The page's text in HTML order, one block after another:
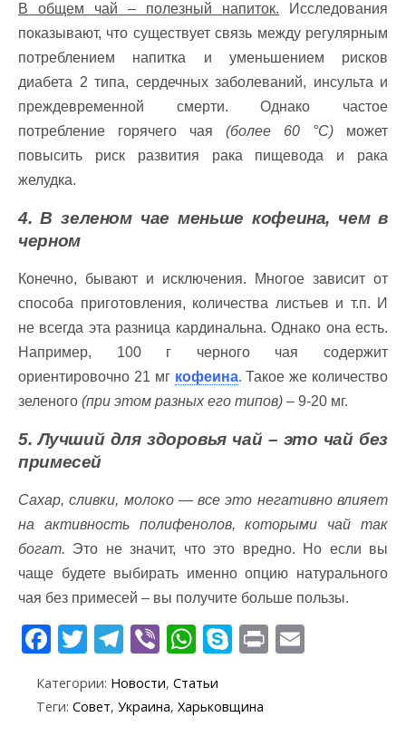
В общем чай – полезный напиток. Исследования
показывают, что существует связь между регулярным
потреблением напитка и уменьшением рисков
диабета 2 типа, сердечных заболеваний, инсульта и
преждевременной смерти. Однако частое
потребление горячего чая (более 60 °C) может
повысить риск развития рака пищевода и рака
желудка.
4. В зеленом чае меньше кофеина, чем в
черном
Конечно, бывают и исключения. Многое зависит от
способа приготовления, количества листьев и т.п. И
не всегда эта разница кардинальна. Однако она есть.
Например, 100 г черного чая содержит
ориентировочно 21 мг кофеина. Такое же количество
зеленого (при этом разных его типов) – 9-20 мг.
5. Лучший для здоровья чай – это чай без
примесей
Сахар, сливки, молоко — все это негативно влияет
на активность полифенолов, которыми чай так
богат. Это не значит, что это вредно. Но если вы
чаще будете выбирать именно опцию натурального
чая без примесей – вы получите больше пользы.
F
e
T
itt
er
T
e
gr
Vi
er
W
at
S
y
p
Pr
Категории: Новости, Статьи
Теги: Совет, Украина, Харьковщина